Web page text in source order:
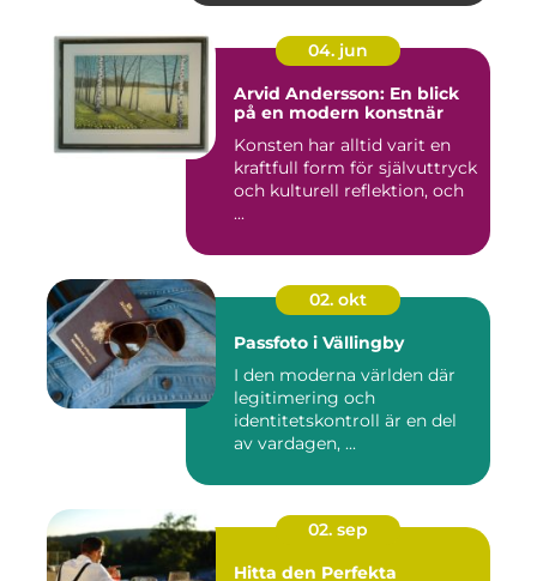
04. jun
Arvid Andersson: En blick
på en modern konstnär
Konsten har alltid varit en
kraftfull form för självuttryck
och kulturell reflektion, och
...
02. okt
Passfoto i Vällingby
I den moderna världen där
legitimering och
identitetskontroll är en del
av vardagen, ...
02. sep
Hitta den Perfekta